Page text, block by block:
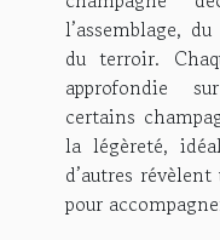
l’assemblage,
du terroir.
approfondie
certains
la légèreté,
d’autres
pour